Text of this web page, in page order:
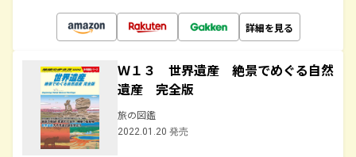
詳細を見る
Ｗ１３ 世界遺産 絶景でめぐる自然
遺産 完全版
旅の図鑑
2022.01.20 発売